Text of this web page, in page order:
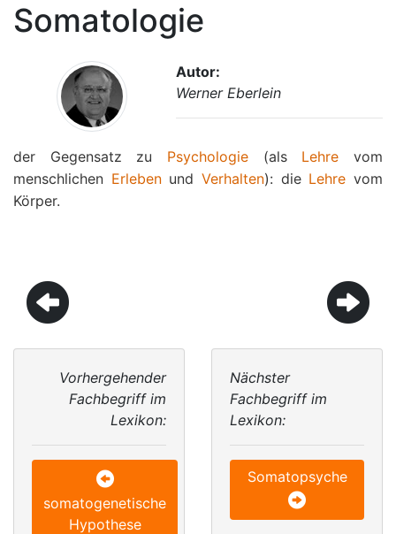
Somatologie
Autor:
Werner Eberlein
der Gegensatz zu Psychologie (als Lehre vom
menschlichen ErlebenundVerhalten): die Lehre vom
Körper.
Vorhergehender
Fachbegriff im
Lexikon:
somatogenetische
Hypothese
Nächster
Fachbegriff im
Lexikon:
Somatopsyche